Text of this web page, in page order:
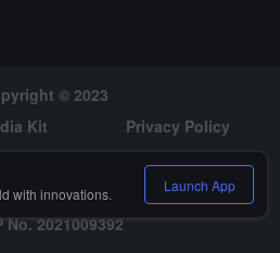
© 2023
Kit
Privacy Policy
No. 2021009392
with innovations. Launch App